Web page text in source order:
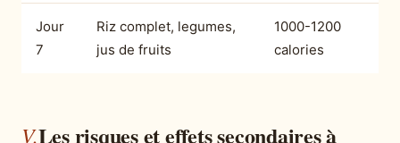
Jour
7
Riz complet, legumes,
jus de fruits
1000-1200
calories
Les risques et effets secondaires à